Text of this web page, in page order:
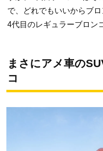
で、どれでもいいからブ
4代目のレギュラーブロン
まさにアメ車の
コ